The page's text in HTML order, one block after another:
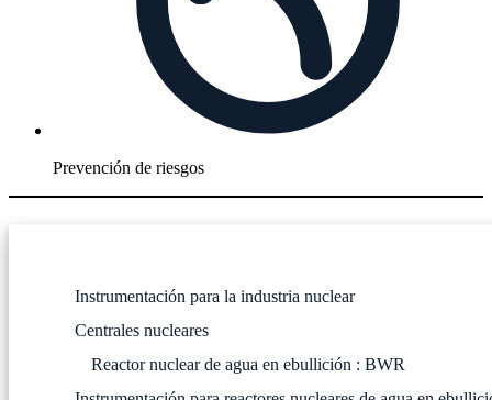
Prevención de riesgos
Instrumentación para la industria nuclear
Centrales nucleares
Reactor nuclear de agua en ebullición : BWR